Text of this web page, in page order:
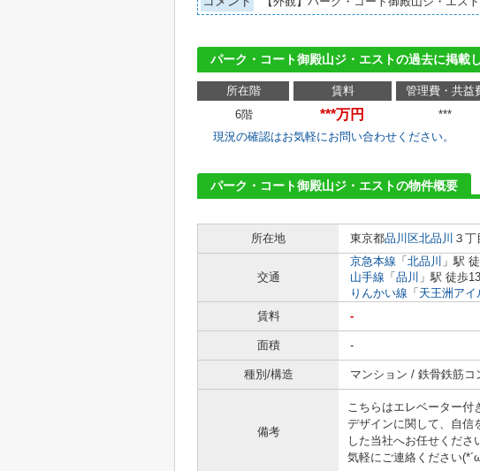
パーク・コート御殿山ジ・エストの過去に掲載
所在階 賃料 管理費・共益
6階
***万円 ***
現況の確認はお気軽にお問い合わせください。
パーク・コート御殿山ジ・エストの物件概要
所在地
東京都品川区北品川 ３丁
交通
京急本線 「 北品川 」駅
山手線 「 品川 」駅 徒歩
りんかい線 「 天王洲アイ
賃料
-
面積 -
種別/構造 マンション / 鉄骨鉄筋コ
備考
こちらはエレベーター付
デザインに関して、自信
した当社へお任せくださ
気軽にご連絡ください